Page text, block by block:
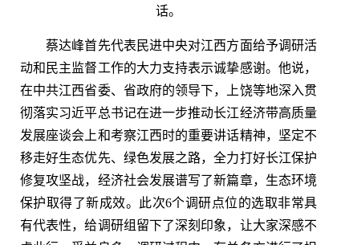
话。
蔡达峰首先代表民进中央对江西方面给予调研活
动和民主监督工作的大力支持表示诚挚感谢。他说，
在中共江西省委、省政府的领导下，上饶等地深入贯
彻落实习近平总书记在进一步推动长江经济带高质量
发展座谈会上和考察江西时的重要讲话精神，坚定不
移走好生态优先、绿色发展之路，全力打好长江保护
修复攻坚战，经济社会发展谱写了新篇章，生态环境
保护取得了新成效。此次6个调研点位的选取非常具
有代表性，给调研组留下了深刻印象，让大家深感不